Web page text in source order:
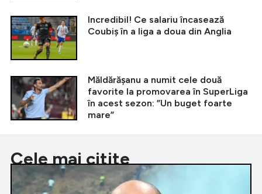
Incredibil! Ce salariu încasează
Coubiș în a liga a doua din Anglia
Măldărășanu a numit cele două
favorite la promovarea în SuperLiga
în acest sezon: ”Un buget foarte
mare”
Cele mai citite